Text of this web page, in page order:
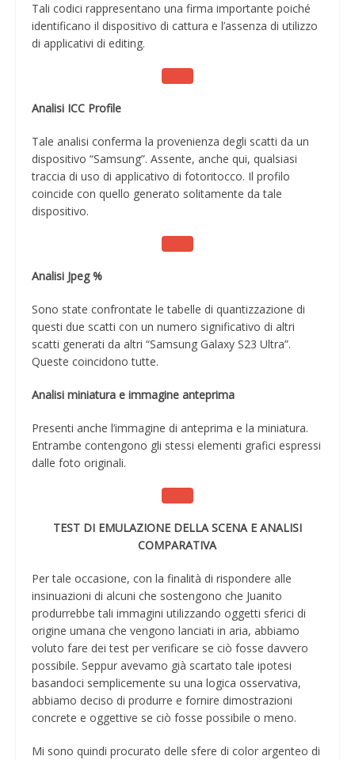
Tali codici rappresentano una firma importante poiché
identificano il dispositivo di cattura e l’assenza di utilizzo
di applicativi di editing.
Analisi ICC Profile
Tale analisi conferma la provenienza degli scatti da un
dispositivo “Samsung”. Assente, anche qui, qualsiasi
traccia di uso di applicativo di fotoritocco. Il profilo
coincide con quello generato solitamente da tale
dispositivo.
Analisi Jpeg %
Sono state confrontate le tabelle di quantizzazione di
questi due scatti con un numero significativo di altri
scatti generati da altri “Samsung Galaxy S23 Ultra”.
Queste coincidono tutte.
Analisi miniatura e immagine anteprima
Presenti anche l’immagine di anteprima e la miniatura.
Entrambe contengono gli stessi elementi grafici espressi
dalle foto originali.
TEST DI EMULAZIONE DELLA SCENA E ANALISI
COMPARATIVA
Per tale occasione, con la finalità di rispondere alle
insinuazioni di alcuni che sostengono che Juanito
produrrebbe tali immagini utilizzando oggetti sferici di
origine umana che vengono lanciati in aria, abbiamo
voluto fare dei test per verificare se ciò fosse davvero
possibile. Seppur avevamo già scartato tale ipotesi
basandoci semplicemente su una logica osservativa,
abbiamo deciso di produrre e fornire dimostrazioni
concrete e oggettive se ciò fosse possibile o meno.
Mi sono quindi procurato delle sfere di color argenteo di